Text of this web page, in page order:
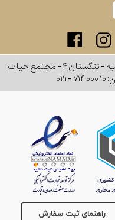
آدرس: تهران - خ پاسداران - رو به روی اقدسیه - تنگستان ۴ - مجتمع حیات
۰۲۱ - ۷۱۴ ۰۰۰ ۱۰
راهنمای ثبت سفارش